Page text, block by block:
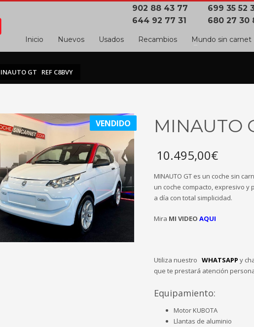
902 88 43 77
644 92 77 31
699 35 52
680 27 30
Inicio Nuevos Usados Recambios Mundo sin carnet
GT REF C8BVY
VENDIDO MINAUTO
10.495,00€
MINAUTO GT es un coche sin
un coche compacto, expresivo
a día con total simplicidad.
Mira MI VIDEO AQUI
Utiliza nuestro WHATSAPP y
que te prestará atención
Equipamiento:
Motor KUBOTA
Llantas de aluminio